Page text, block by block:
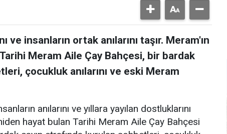
ve insanların ortak anılarını taşır. Meram'ın
Meram Aile Çay Bahçesi, bir bardak
çocukluk anılarını ve eski Meram
anılarını ve yıllara yayılan dostluklarını
hayat bulan Tarihi Meram Aile Çay Bahçesi